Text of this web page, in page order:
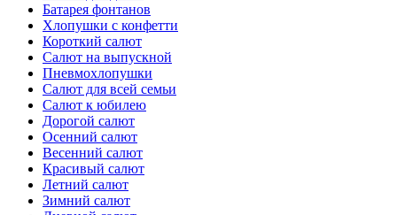
Батарея фонтанов
Хлопушки с конфетти
Короткий салют
Салют на выпускной
Пневмохлопушки
Салют для всей семьи
Салют к юбилею
Дорогой салют
Осенний салют
Весенний салют
Красивый салют
Летний салют
Зимний салют